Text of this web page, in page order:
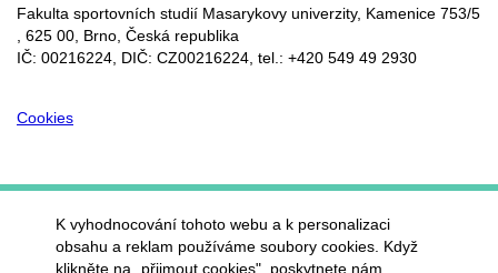
Fakulta sportovních studií Masarykovy univerzity, Kamenice 753/5​
, 625 00, Brno, Česká republika
IČ: 00216224, DIČ: CZ00216224, tel.: +420 549 49 2930
Cookies
K vyhodnocování tohoto webu a k personalizaci
obsahu a reklam používáme soubory cookies. Když
klikněte na „přijmout cookies", poskytnete nám